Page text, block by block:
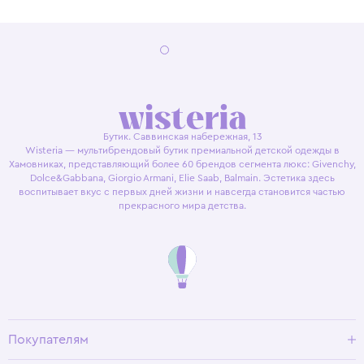
Бутик. Саввинская набережная, 13
Wisteria — мультибрендовый бутик премиальной детской одежды в
Хамовниках, представляющий более 60 брендов сегмента люкс: Givenchy,
Dolce&Gabbana, Giorgio Armani, Elie Saab, Balmain. Эстетика здесь
воспитывает вкус с первых дней жизни и навсегда становится частью
прекрасного мира детства.
Покупателям